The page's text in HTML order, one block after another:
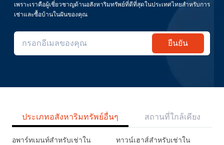
เพราะเราคือผู้เชี่ยวชาญด้านอสังหาริมทรัพย์ที่ดีที่สุดในประเทศไทยสำหรับการ
เช่าและซื้อบ้านในฝันของคุณ
ยืนยัน
ประเภทอสังหาริมทรัพย์อื่นๆ สถานที่ใกล้เคียง
อพาร์ทเมนท์สำหรับเช่าใน
ทาวน์เฮาส์สำหรับเช่าใน